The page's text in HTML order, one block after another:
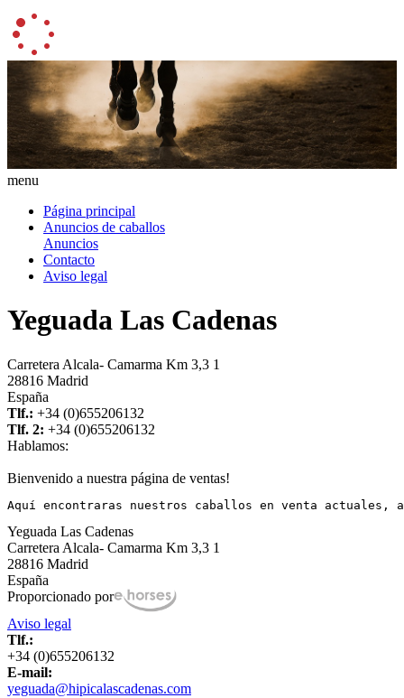
menu
Página principal
Anuncios de caballos
Anuncios
Contacto
Aviso legal
Yeguada Las Cadenas
Carretera Alcala- Camarma Km 3,3 1
28816 Madrid
España
Tlf.: +34 (0)655206132
Tlf. 2: +34 (0)655206132
Hablamos:
Bienvenido a nuestra página de ventas!
Aquí encontraras nuestros caballos en venta actuales,
Yeguada Las Cadenas
Carretera Alcala- Camarma Km 3,3 1
28816 Madrid
España
Proporcionado por
Aviso legal
Tlf.:
+34 (0)655206132
E-mail:
yeguada@hipicalascadenas.com